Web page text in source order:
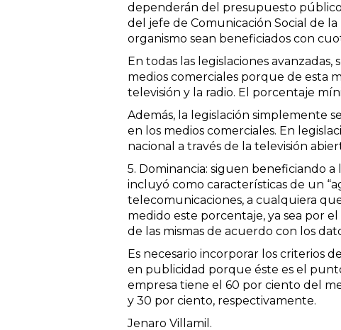
dependerán del presupuesto
del jefe de Comunicación Social de
organismo sean beneficiados con
En todas las legislaciones
medios comerciales porque de esta
televisión y la radio. El porcentaje
Además, la legislación simplemente
en los medios comerciales. En
nacional a través de la televisión
5. Dominancia: siguen beneficiando
incluyó como características de un
telecomunicaciones, a cualquiera
medido este porcentaje, ya sea por
de las mismas de acuerdo con los
Es necesario incorporar los criterios
en publicidad porque éste es el
empresa tiene el 60 por ciento del
y 30 por ciento, respectivamente.
Jenaro Villamil.